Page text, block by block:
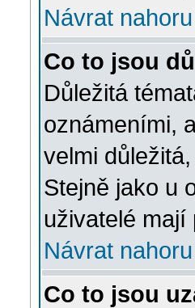
Návrat nahoru
Co to jsou
Důležitá
oznámeními,
velmi
Stejně jako u
uživatelé mají
Návrat nahoru
Co to jsou